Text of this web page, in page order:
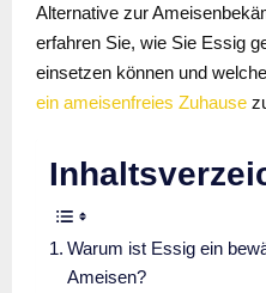
Alternative zur
erfahren Sie, wie Sie Essig
einsetzen können und
ein ameisenfreies Zuhause
Warum ist Essig ein
Ameisen?